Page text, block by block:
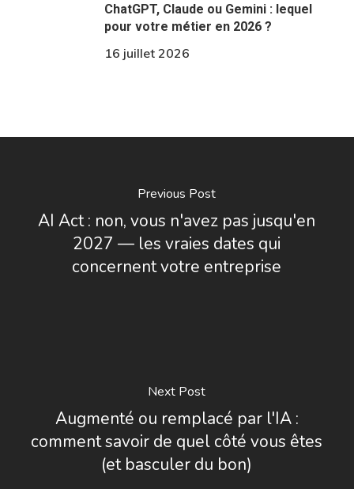
ChatGPT, Claude ou Gemini : lequel
pour votre métier en 2026 ?
16 juillet 2026
Previous Post
AI Act : non, vous n'avez pas jusqu'en
2027 — les vraies dates qui
concernent votre entreprise
Next Post
Augmenté ou remplacé par l'IA :
comment savoir de quel côté vous êtes
(et basculer du bon)